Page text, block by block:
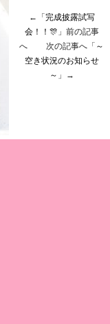
←「 完成披露試写
会！！🎊 」前の記事
へ 次の記事へ「 ～
空き状況のお知らせ
～ 」→